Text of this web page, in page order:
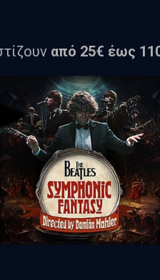
από 25€ έως